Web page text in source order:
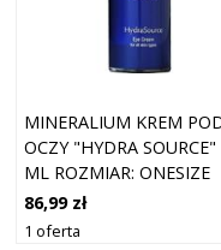
MINERALIUM KREM
OCZY "HYDRA
ML ROZMIAR: ONESIZE
86,99 zł
1 oferta